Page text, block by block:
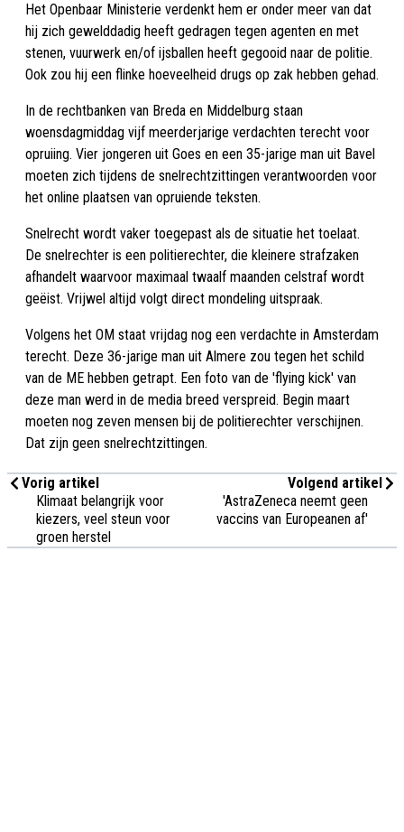
Het Openbaar Ministerie verdenkt hem er onder meer van dat
hij zich gewelddadig heeft gedragen tegen agenten en met
stenen, vuurwerk en/of ijsballen heeft gegooid naar de politie.
Ook zou hij een flinke hoeveelheid drugs op zak hebben gehad.
In de rechtbanken van Breda en Middelburg staan
woensdagmiddag vijf meerderjarige verdachten terecht voor
opruiing. Vier jongeren uit Goes en een 35-jarige man uit Bavel
moeten zich tijdens de snelrechtzittingen verantwoorden voor
het online plaatsen van opruiende teksten.
Snelrecht wordt vaker toegepast als de situatie het toelaat.
De snelrechter is een politierechter, die kleinere strafzaken
afhandelt waarvoor maximaal twaalf maanden celstraf wordt
geëist. Vrijwel altijd volgt direct mondeling uitspraak.
Volgens het OM staat vrijdag nog een verdachte in Amsterdam
terecht. Deze 36-jarige man uit Almere zou tegen het schild
van de ME hebben getrapt. Een foto van de 'flying kick' van
deze man werd in de media breed verspreid. Begin maart
moeten nog zeven mensen bij de politierechter verschijnen.
Dat zijn geen snelrechtzittingen.
Vorig artikel
Klimaat belangrijk voor
kiezers, veel steun voor
groen herstel
Volgend artikel
'AstraZeneca neemt geen
vaccins van Europeanen af'